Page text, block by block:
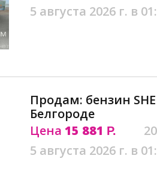
5 августа 2026 г. в
Продам: бензин
Белгороде
Цена 15 881 Р.
5 августа 2026 г. в